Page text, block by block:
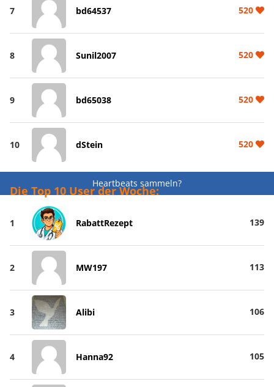
7 bd64537 520
8 Sunil2007 520
9 bd65038 520
10 dStein 520
Heartbeats sammeln?
Die Top 10 User der Woche:
1 RabattRezept 139
2 MW197 113
3 Alibi 106
4 Hanna92 105